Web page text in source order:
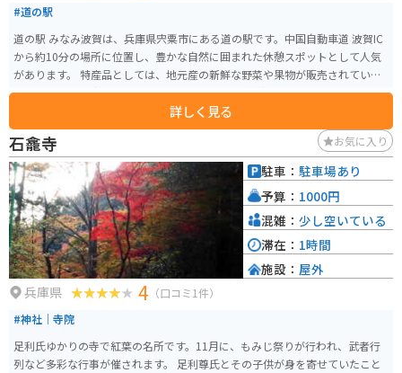
#道の駅
道の駅 みなみ波賀は、兵庫県宍粟市にある道の駅です。中国自動車道 波賀IC
から約10分の場所に位置し、豊かな自然に囲まれた休憩スポットとして人気
があります。 特産品としては、地元産の新鮮な野菜や果物が販売されている
ほか、地元産の猪肉を使った「しし汁」や「ぼたん鍋」も人気です。また、
レストランでは、地元産の食材を使った料理を楽しむことができます。 バイ
クで訪れる場合、道の駅には広い駐車場が完備されているので安心です。ツ
ーリングの休憩場所として最適なだけでなく、周辺には、四季折々の美しい
景色を楽しめる播磨高原や、キャンプ場などもあり、観光拠点としてもおす
すめです。
詳しく見る
石龕寺 お気に入り
兵庫県 4 （口コミ1件）
#神社｜寺院
足利氏ゆかりの寺で紅葉の名所です。11月に、もみじ祭りが行われ、武者行
列など多彩な行事が催されます。 足利尊氏とその子供が身を寄せていたこと
駐車： 駐車場あり
予算： 1000円
混雑： 少し空いている
滞在： 1時間
施設： 屋外